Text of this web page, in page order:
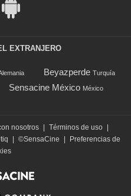
EXTRANJERO
Beyazperde Turquía
Sensacine México México
nosotros Términos de uso
©SensaCine
Preferencias de